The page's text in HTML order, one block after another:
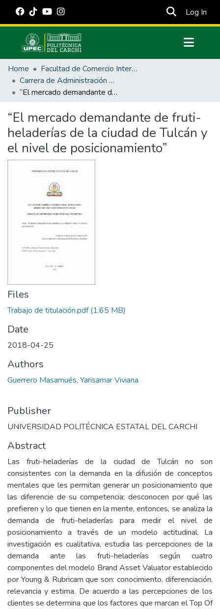
Log In
Communities & Collections
All of DSpace
Statistics
Estadísticas Externas
Manuales
Home
Facultad de Comercio Internacional, Integración, Administración y Economía Empresarial
Carrera de Administración de Empresas y Marketing
“El mercado demandante de fruti-heladerías de la ciudad de Tulcán y el nivel de posicionamiento”
“El mercado demandante de fruti-
heladerías de la ciudad de Tulcán y
el nivel de posicionamiento”
Files
Trabajo de titulación.pdf(1.65 MB)
Date
2018-04-25
Authors
Guerrero Masamués, Yarisamar Viviana
Publisher
UNIVERSIDAD POLITÉCNICA ESTATAL DEL CARCHI
Abstract
Las fruti-heladerías de la ciudad de Tulcán no son
consistentes con la demanda en la difusión de conceptos
mentales que les permitan generar un posicionamiento que
las diferencie de su competencia; desconocen por qué las
prefieren y lo que tienen en la mente, entonces, se analiza la
demanda de fruti-heladerías para medir el nivel de
posicionamiento a través de un modelo actitudinal. La
investigación es cualitativa, estudia las percepciones de la
demanda ante las fruti-heladerías según cuatro
componentes del modelo Brand Asset Valuator establecido
por Young & Rubricam que son: conocimiento, diferenciación,
relevancia y estima. De acuerdo a las percepciones de los
clientes se determina que los factores que marcan el Top Of